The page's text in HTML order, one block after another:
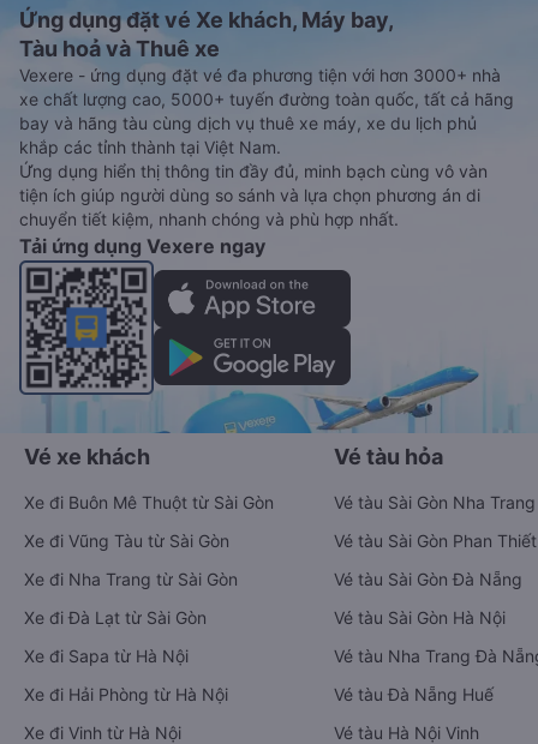
Ứng dụng đặt vé Xe khách, Máy bay,
Tàu hoả và Thuê xe
Vexere - ứng dụng đặt vé đa phương tiện với hơn 3000+ nhà
xe chất lượng cao, 5000+ tuyến đường toàn quốc, tất cả hãng
bay và hãng tàu cùng dịch vụ thuê xe máy, xe du lịch phủ
khắp các tỉnh thành tại Việt Nam.
Ứng dụng hiển thị thông tin đầy đủ, minh bạch cùng vô vàn
tiện ích giúp người dùng so sánh và lựa chọn phương án di
chuyển tiết kiệm, nhanh chóng và phù hợp nhất.
Tải ứng dụng Vexere ngay
Vé xe khách
Xe đi Buôn Mê Thuột từ Sài Gòn
Xe đi Vũng Tàu từ Sài Gòn
Xe đi Nha Trang từ Sài Gòn
Xe đi Đà Lạt từ Sài Gòn
Xe đi Sapa từ Hà Nội
Xe đi Hải Phòng từ Hà Nội
Xe đi Vinh từ Hà Nội
Vé tàu hỏa
Vé tàu Sài Gòn Nha Trang
Vé tàu Sài Gòn Phan Thiết
Vé tàu Sài Gòn Đà Nẵng
Vé tàu Sài Gòn Hà Nội
Vé tàu Nha Trang Đà
Vé tàu Đà Nẵng Huế
Vé tàu Hà Nội Vinh